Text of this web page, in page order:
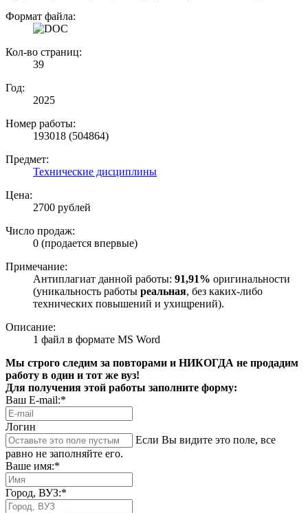
Формат файла:
Кол-во страниц:
39
Год:
2025
Номер работы:
193018 (504864)
Предмет:
Технические дисциплины
Цена:
2700 рублей
Число продаж:
0 (продается впервые)
Примечание:
Антиплагиат данной работы: 91,91% оригинальности
(уникальность работы реальная, без каких-либо
технических повышений и ухищрений).
Описание:
1 файл в формате MS Word
Мы строго следим за повторами и НИКОГДА не продадим
работу в один и тот же вуз!
Для получения этой работы заполните форму:
Ваш E-mail:*
Логин
Если Вы видите это поле, все
равно не заполняйте его.
Ваше имя:*
Город, ВУЗ:*